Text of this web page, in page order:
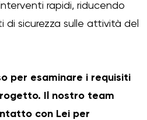
rapidi, riducendo
di sicurezza sulle attività del
per esaminare i requisiti
Il nostro team
con Lei per